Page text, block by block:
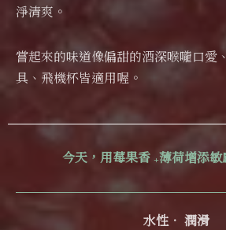
淨清爽。
嘗起來的味道像偏甜的酒深喉嚨口愛
具、飛機杯皆適用喔。
今天，用莓果香 +薄荷增添敏
水性． 潤滑